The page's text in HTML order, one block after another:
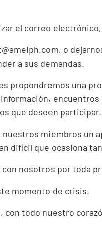
el correo
, o
a sus demandas.
propondremos una
que deseen participar.
nuestros miembros un
difícil que ocasiona
nosotros por toda
momento de crisis.
con todo nuestro